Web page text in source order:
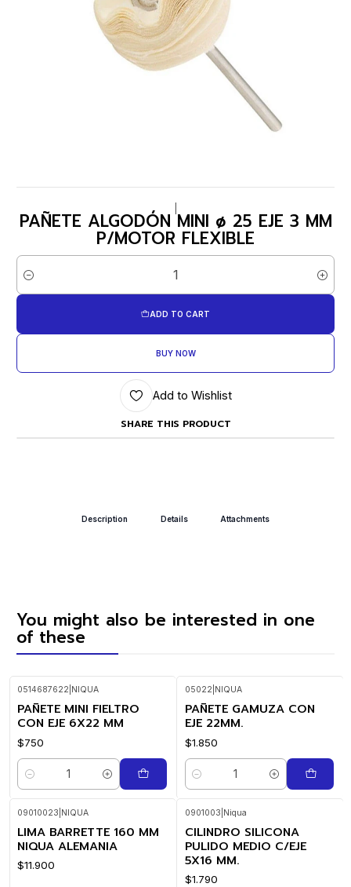
PAÑETE ALGODÓN MINI ø 25 EJE 3 MM
P/MOTOR FLEXIBLE
Quantity
ADD TO CART
BUY NOW
Add to Wishlist
SHARE THIS PRODUCT
Description Details Attachments
You might also be interested in one
of these
0514687622 NIQUA
PAÑETE MINI FIELTRO
CON EJE 6X22 MM
$750
Quantity
05022 NIQUA
PAÑETE GAMUZA CON
EJE 22MM.
$1.850
Quantity
09010023 NIQUA
LIMA BARRETTE 160 MM
NIQUA ALEMANIA
$11.900
0901003 Niqua
CILINDRO SILICONA
PULIDO MEDIO C/EJE
5X16 MM.
$1.790